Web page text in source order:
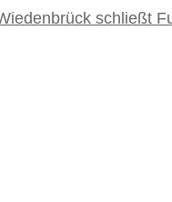
schließt